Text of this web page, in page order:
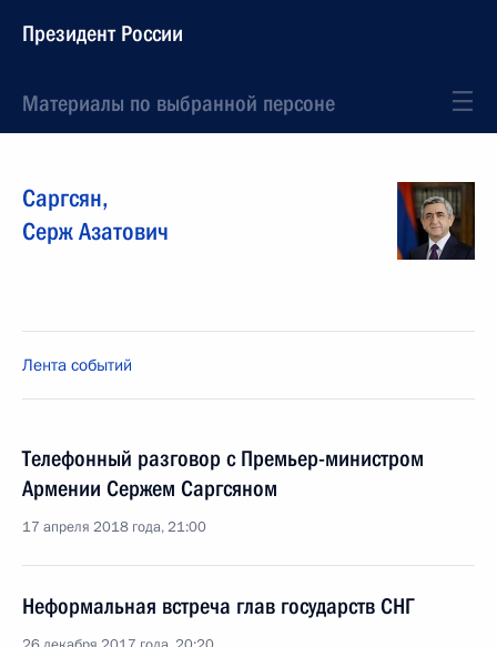
Президент России
Материалы по выбранной персоне
Саргсян,
Серж Азатович
Лента событий
Телефонный разговор с Премьер-министром
Армении Сержем Саргсяном
17 апреля 2018 года, 21:00
Неформальная встреча глав государств СНГ